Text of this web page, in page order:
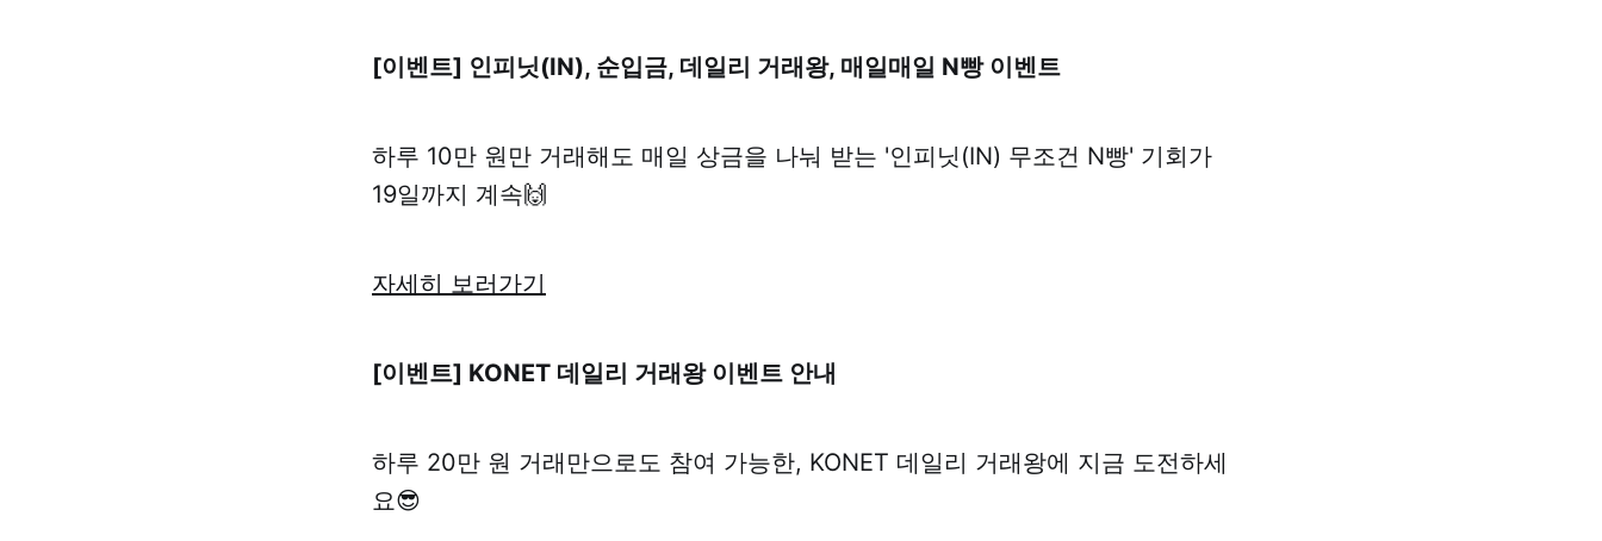
[이벤트] 인피닛(IN), 순입금, 데일리 거래왕, 매일매일 N빵 이벤트
하루 10만 원만 거래해도 매일 상금을 나눠 받는 '인피닛(IN) 무조건 N빵' 기회가
19일까지 계속🙌
자세히 보러가기
[이벤트] KONET 데일리 거래왕 이벤트 안내
하루 20만 원 거래만으로도 참여 가능한, KONET 데일리 거래왕에 지금 도전하세
요😎